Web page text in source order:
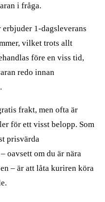
i fråga.
1-dagsleverans
vilket trots allt
före en viss tid,
redo innan
frakt, men ofta är
för ett visst belopp. Som
prisvärda
oavsett om du är nära
– är att låta kuriren köra